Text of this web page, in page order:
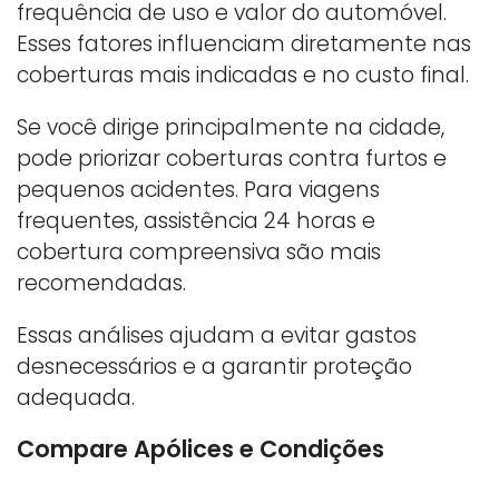
frequência de uso e valor do automóvel.
Esses fatores influenciam diretamente nas
coberturas mais indicadas e no custo final.
Se você dirige principalmente na cidade,
pode priorizar coberturas contra furtos e
pequenos acidentes. Para viagens
frequentes, assistência 24 horas e
cobertura compreensiva são mais
recomendadas.
Essas análises ajudam a evitar gastos
desnecessários e a garantir proteção
adequada.
Compare Apólices e Condições